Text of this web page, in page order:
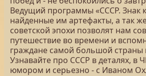
Ведущий программы «СССР. Знак
найденные им артефакты, а так
советской эпохи позволят нам
путешествие во времени и
граждане самой большой страны
Узнавайте про СССР в деталях, в
юмором и серьезно - с Иваном